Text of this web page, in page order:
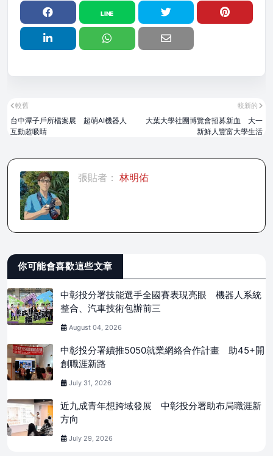
較新的
大葉大學社團博覽會招募新血 大一
新鮮人豐富大學生活
較舊
台中潭子戶所檔案展 超萌AI機器人
互動超吸睛
張貼者： 林明佑
你可能會喜歡這些文章
中彰投分署技能選手全國賽表現亮眼 機器人系統
整合、汽車技術包辦前三
August 04, 2026
中彰投分署續推5050就業網絡合作計畫 助45+開
創職涯新路
July 31, 2026
近九成青年想跨域發展 中彰投分署助布局職涯新
方向
July 29, 2026